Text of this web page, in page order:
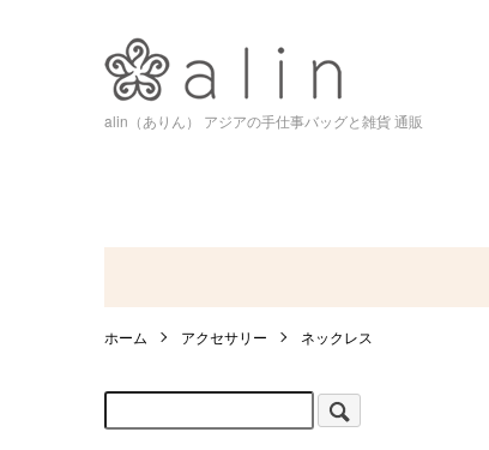
alin（ありん） アジアの手仕事バッグと雑貨 通販
ホーム アクセサリー ネックレス